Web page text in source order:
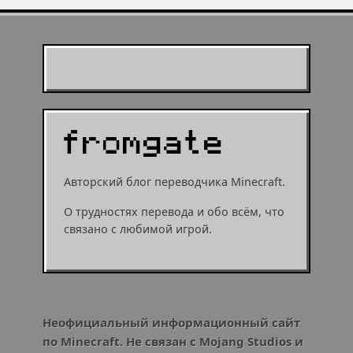
Авторский блог переводчика Minecraft.
О трудностях перевода и обо всём, что
связано с любимой игрой.
муушрумом или мушрумом
Неофициальный информационный сайт
по Minecraft. Не связан с Mojang Studios и